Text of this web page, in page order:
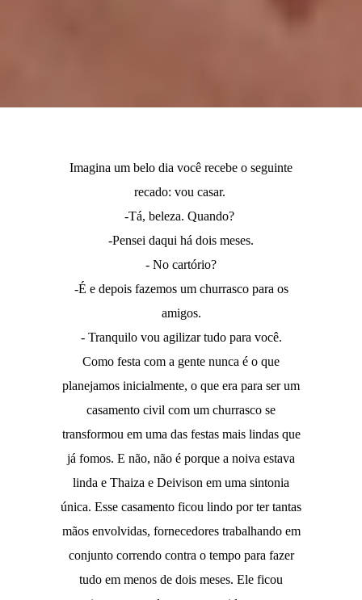
Imagina um belo dia você recebe o seguinte
recado: vou casar.
-Tá, beleza. Quando?
-Pensei daqui há dois meses.
- No cartório?
-É e depois fazemos um churrasco para os
amigos.
- Tranquilo vou agilizar tudo para você.
Como festa com a gente nunca é o que
planejamos inicialmente, o que era para ser um
casamento civil com um churrasco se
transformou em uma das festas mais lindas que
já fomos. E não, não é porque a noiva estava
linda e Thaiza e Deivison em uma sintonia
única. Esse casamento ficou lindo por ter tantas
mãos envolvidas, fornecedores trabalhando em
conjunto correndo contra o tempo para fazer
tudo em menos de dois meses. Ele ficou